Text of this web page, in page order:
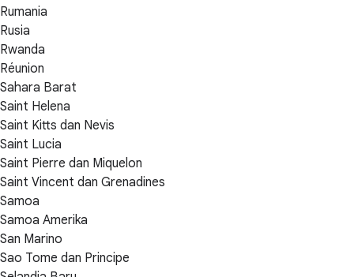
Rumania
Rusia
Rwanda
Réunion
Sahara Barat
Saint Helena
Saint Kitts dan Nevis
Saint Lucia
Saint Pierre dan Miquelon
Saint Vincent dan Grenadines
Samoa
Samoa Amerika
San Marino
Sao Tome dan Principe